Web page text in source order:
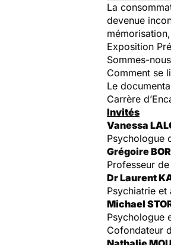
La
devenue
Exposition
Sommes-
Comment se
Le
Carrère
Invités
Vanessa
Psychologue
Grégoire
Professeur
Dr Laurent
Psychiatrie et
Michael
Psychologue
Cofondateur